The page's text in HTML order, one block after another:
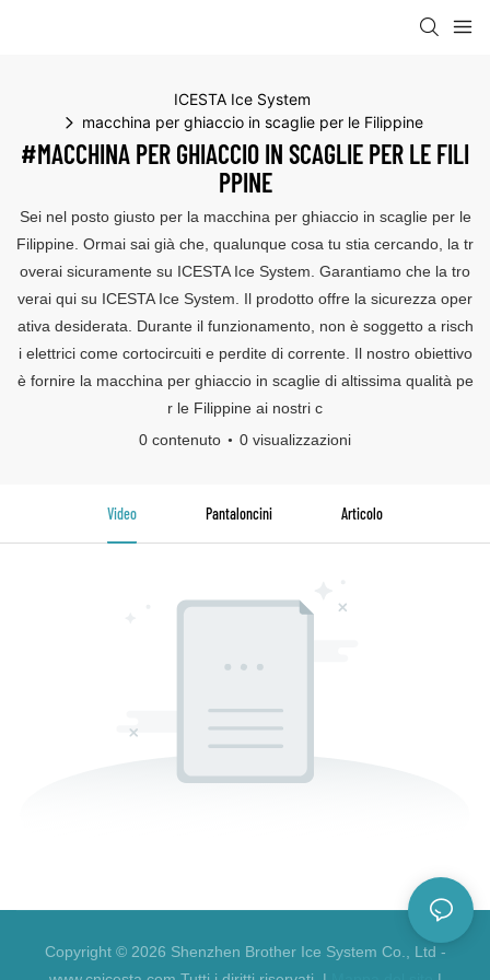
ICESTA Ice System
macchina per ghiaccio in scaglie per le Filippine
#MACCHINA PER GHIACCIO IN SCAGLIE PER LE FILI
PPINE
Sei nel posto giusto per la macchina per ghiaccio in scaglie per le
Filippine. Ormai sai già che, qualunque cosa tu stia cercando, la tr
overai sicuramente su ICESTA Ice System. Garantiamo che la tro
verai qui su ICESTA Ice System. Il prodotto offre la sicurezza oper
ativa desiderata. Durante il funzionamento, non è soggetto a risch
i elettrici come cortocircuiti e perdite di corrente. Il nostro obiettivo
è fornire la macchina per ghiaccio in scaglie di altissima qualità pe
r le Filippine ai nostri c
0 contenuto
0 visualizzazioni
Video Pantaloncini Articolo
Copyright © 2026 Shenzhen Brother Ice System Co., Ltd -